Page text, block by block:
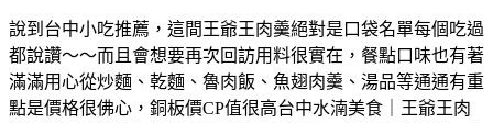
說到台中小吃推薦，這間王爺王肉羹絕對是口袋名單每個吃過
都說讚～～而且會想要再次回訪用料很實在，餐點口味也有著
滿滿用心從炒麵、乾麵、魯肉飯、魚翅肉羹、湯品等通通有重
點是價格很佛心，銅板價CP值很高台中水湳美食｜王爺王肉